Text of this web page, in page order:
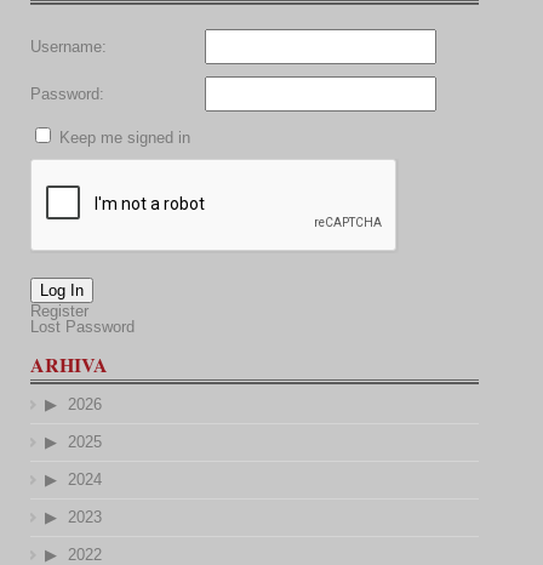
Username:
Password:
Keep me signed in
Log In
Register
Lost Password
ARHIVA
2026
2025
2024
2023
2022